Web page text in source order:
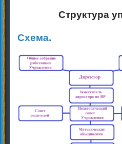
Структура
Схема.